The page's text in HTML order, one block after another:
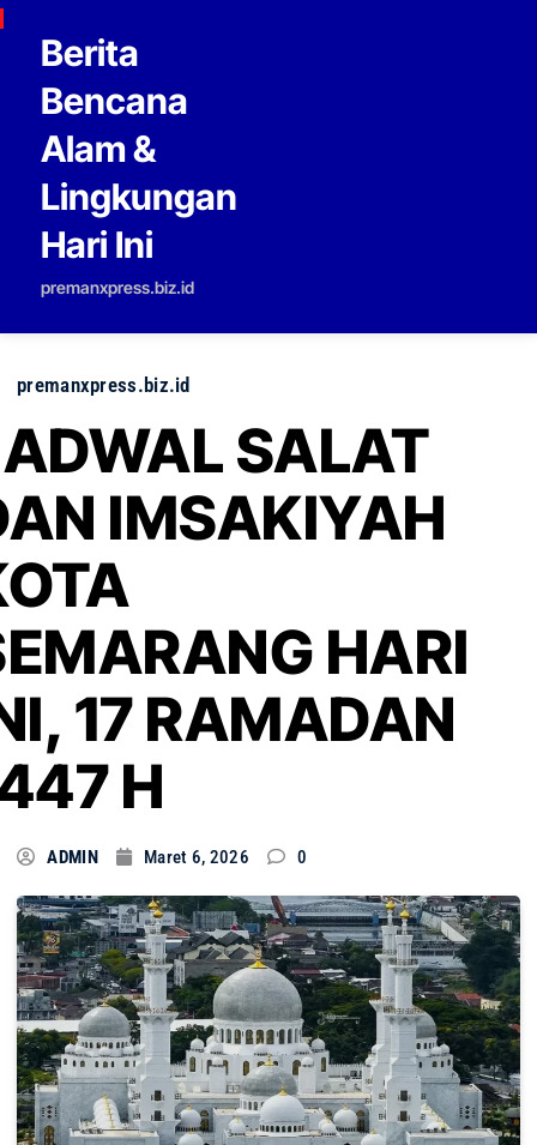
Skip to content
Berita
Bencana
Alam &
Lingkungan
Hari Ini
premanxpress.biz.id
premanxpress.biz.id
SALAT
IMSAKIYAH
HARI
17 RAMADAN
H
ADMIN Maret 6, 2026 0